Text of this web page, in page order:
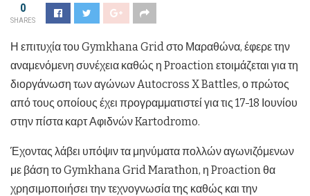
0
SHARES
Η επιτυχία του Gymkhana Grid στο Μαραθώνα, έφερε την
αναμενόμενη συνέχεια καθώς η Proaction ετοιμάζεται για τη
διοργάνωση των αγώνων Autocross X Battles, ο πρώτος
από τους οποίους έχει προγραμματιστεί για τις 17-18 Ιουνίου
στην πίστα καρτ Αφιδνών Kartodromo.
Έχοντας λάβει υπόψιν τα μηνύματα πολλών αγωνιζόμενων
με βάση το Gymkhana Grid Marathon, η Proaction θα
χρησιμοποιήσει την τεχνογνωσία της καθώς και την